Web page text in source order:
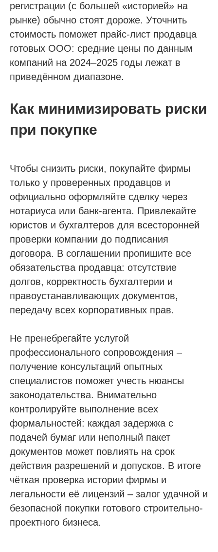
регистрации (с большей «историей» на
рынке) обычно стоят дороже. Уточнить
стоимость поможет прайс-лист продавца
готовых ООО: средние цены по данным
компаний на 2024–2025 годы лежат в
приведённом диапазоне.
Как минимизировать риски
при покупке
Чтобы снизить риски, покупайте фирмы
только у проверенных продавцов и
официально оформляйте сделку через
нотариуса или банк-агента. Привлекайте
юристов и бухгалтеров для всесторонней
проверки компании до подписания
договора. В соглашении пропишите все
обязательства продавца: отсутствие
долгов, корректность бухгалтерии и
правоустанавливающих документов,
передачу всех корпоративных прав.
Не пренебрегайте услугой
профессионального сопровождения –
получение консультаций опытных
специалистов поможет учесть нюансы
законодательства. Внимательно
контролируйте выполнение всех
формальностей: каждая задержка с
подачей бумаг или неполный пакет
документов может повлиять на срок
действия разрешений и допусков. В итоге
чёткая проверка истории фирмы и
легальности её лицензий – залог удачной и
безопасной покупки готового строительно-
проектного бизнеса.
© 2013-2026 Все права защищены
ИНН 110502949715 ОГРНИП 319470400025151
Политика конфиденциальности
Согласие на обработку персональных данных
О компании
Гарантии
Наша команда
Отзывы
Контакты